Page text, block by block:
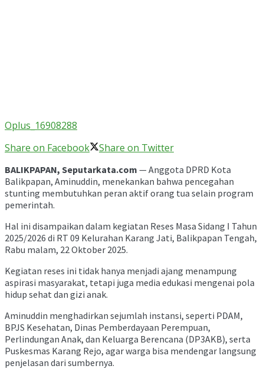
Oplus_16908288
Share on Facebook
Share on Twitter
BALIKPAPAN, Seputarkata.com — Anggota DPRD Kota
Balikpapan, Aminuddin, menekankan bahwa pencegahan
stunting membutuhkan peran aktif orang tua selain program
pemerintah.
Hal ini disampaikan dalam kegiatan Reses Masa Sidang I Tahun
2025/2026 di RT 09 Kelurahan Karang Jati, Balikpapan Tengah,
Rabu malam, 22 Oktober 2025.
Kegiatan reses ini tidak hanya menjadi ajang menampung
aspirasi masyarakat, tetapi juga media edukasi mengenai pola
hidup sehat dan gizi anak.
Aminuddin menghadirkan sejumlah instansi, seperti PDAM,
BPJS Kesehatan, Dinas Pemberdayaan Perempuan,
Perlindungan Anak, dan Keluarga Berencana (DP3AKB), serta
Puskesmas Karang Rejo, agar warga bisa mendengar langsung
penjelasan dari sumbernya.